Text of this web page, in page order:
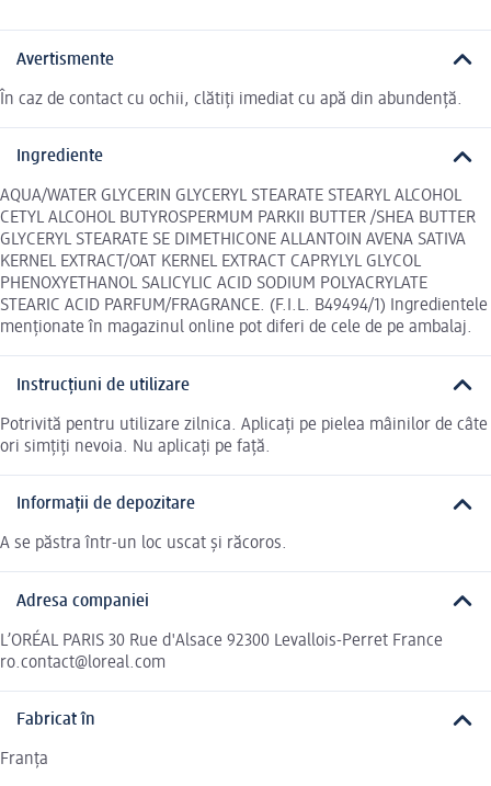
Avertismente
În caz de contact cu ochii, clătiți imediat cu apă din abundență.
Ingrediente
AQUA/WATER GLYCERIN GLYCERYL STEARATE STEARYL ALCOHOL
CETYL ALCOHOL BUTYROSPERMUM PARKII BUTTER /SHEA BUTTER
GLYCERYL STEARATE SE DIMETHICONE ALLANTOIN AVENA SATIVA
KERNEL EXTRACT/OAT KERNEL EXTRACT CAPRYLYL GLYCOL
PHENOXYETHANOL SALICYLIC ACID SODIUM POLYACRYLATE
STEARIC ACID PARFUM/FRAGRANCE. (F.I.L. B49494/1) Ingredientele
menționate în magazinul online pot diferi de cele de pe ambalaj.
Instrucțiuni de utilizare
Potrivită pentru utilizare zilnica. Aplicați pe pielea mâinilor de câte
ori simțiți nevoia. Nu aplicați pe față.
Informații de depozitare
A se păstra într-un loc uscat și răcoros.
Adresa companiei
L’ORÉAL PARIS 30 Rue d'Alsace 92300 Levallois-Perret France
ro.contact@loreal.com
Fabricat în
Franța